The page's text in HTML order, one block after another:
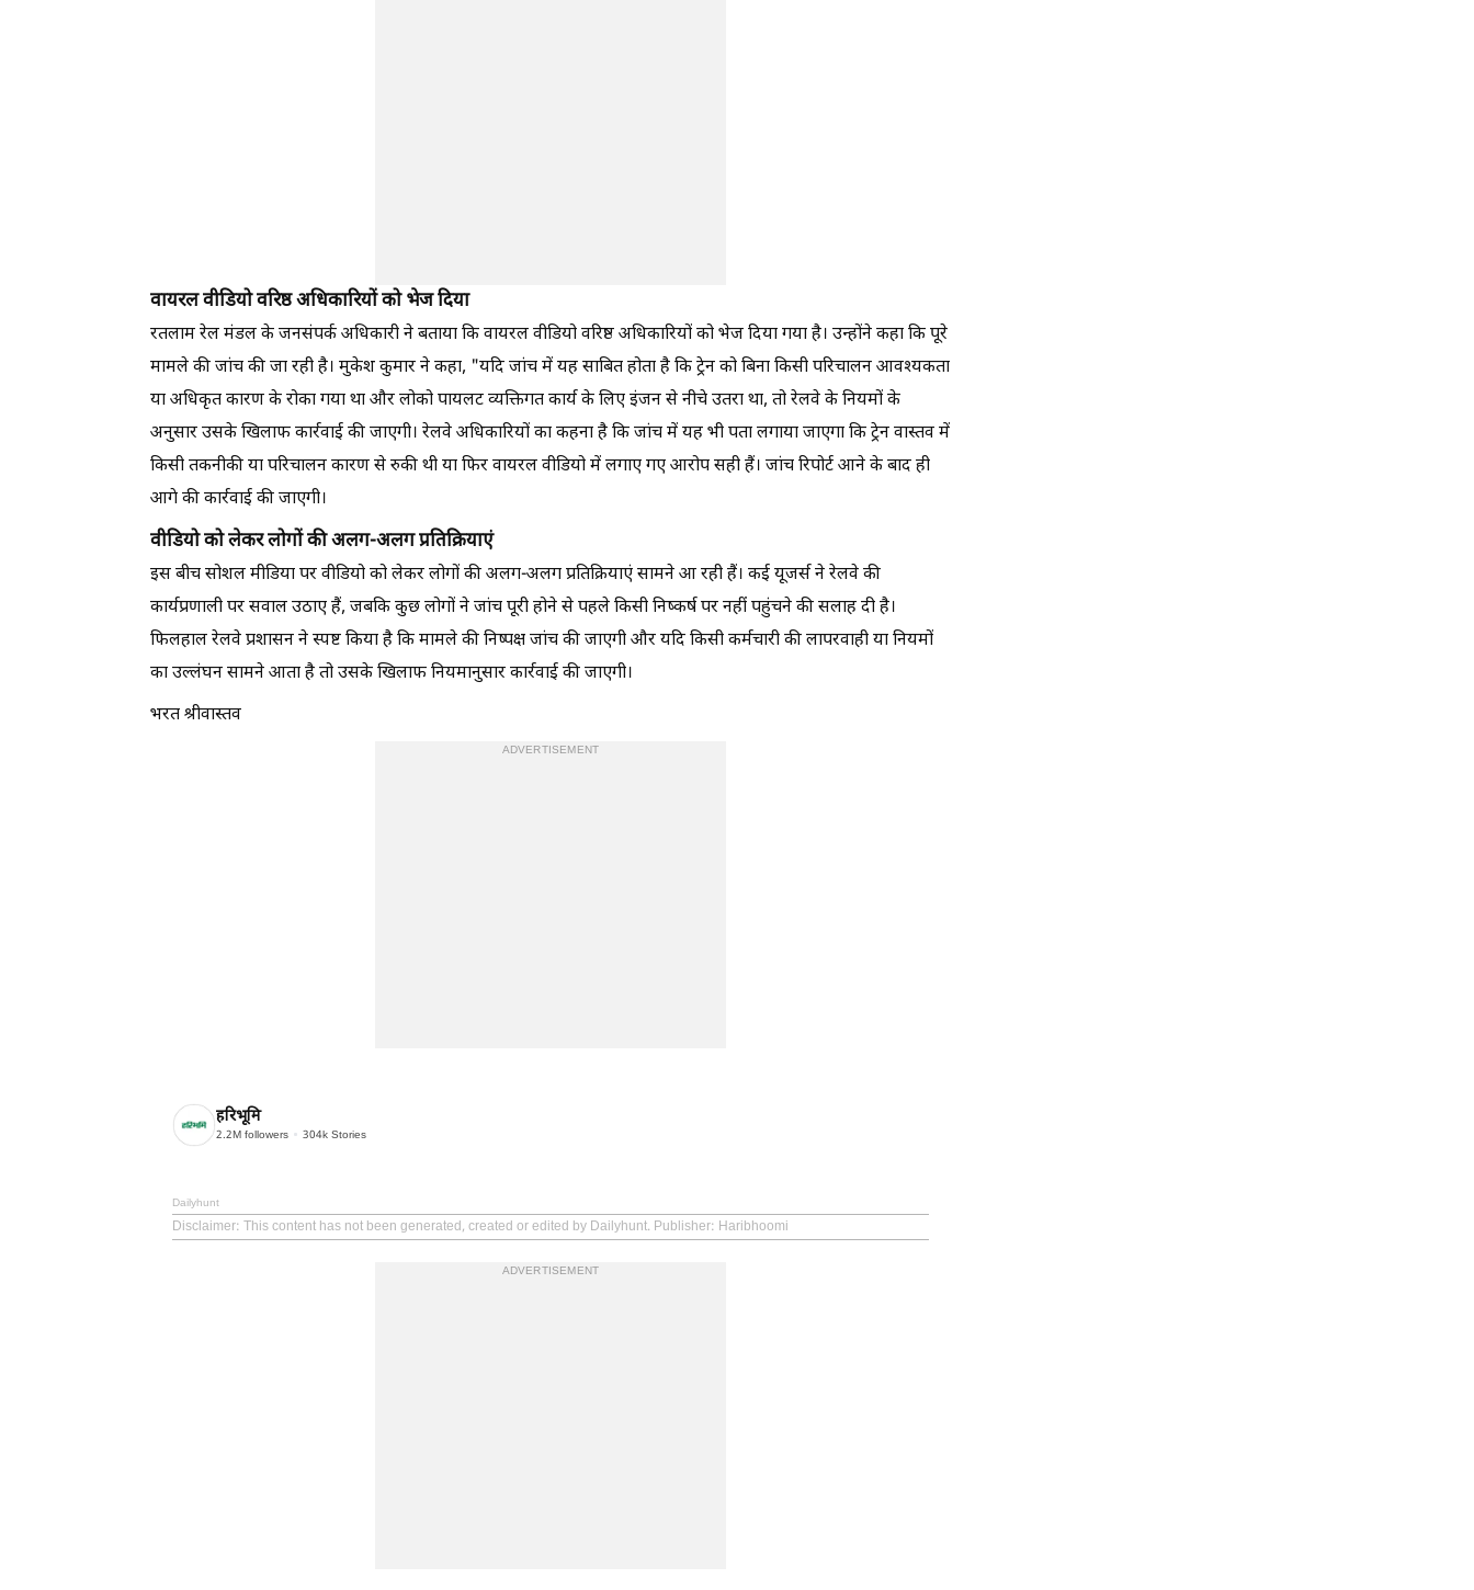
वायरल वीडियो वरिष्ठ अधिकारियों को भेज दिया
रतलाम रेल मंडल के जनसंपर्क अधिकारी ने बताया कि वायरल वीडियो वरिष्ठ अधिकारियों को भेज दिया गया है। उन्होंने कहा कि पूरे
मामले की जांच की जा रही है। मुकेश कुमार ने कहा, "यदि जांच में यह साबित होता है कि ट्रेन को बिना किसी परिचालन आवश्यकता
या अधिकृत कारण के रोका गया था और लोको पायलट व्यक्तिगत कार्य के लिए इंजन से नीचे उतरा था, तो रेलवे के नियमों के
अनुसार उसके खिलाफ कार्रवाई की जाएगी। रेलवे अधिकारियों का कहना है कि जांच में यह भी पता लगाया जाएगा कि ट्रेन वास्तव में
किसी तकनीकी या परिचालन कारण से रुकी थी या फिर वायरल वीडियो में लगाए गए आरोप सही हैं। जांच रिपोर्ट आने के बाद ही
आगे की कार्रवाई की जाएगी।
वीडियो को लेकर लोगों की अलग-अलग प्रतिक्रियाएं
इस बीच सोशल मीडिया पर वीडियो को लेकर लोगों की अलग-अलग प्रतिक्रियाएं सामने आ रही हैं। कई यूजर्स ने रेलवे की
कार्यप्रणाली पर सवाल उठाए हैं, जबकि कुछ लोगों ने जांच पूरी होने से पहले किसी निष्कर्ष पर नहीं पहुंचने की सलाह दी है।
फिलहाल रेलवे प्रशासन ने स्पष्ट किया है कि मामले की निष्पक्ष जांच की जाएगी और यदि किसी कर्मचारी की लापरवाही या नियमों
का उल्लंघन सामने आता है तो उसके खिलाफ नियमानुसार कार्रवाई की जाएगी।
भरत श्रीवास्तव
ADVERTISEMENT
हरिभूमि
2.2M followers 304k Stories
Dailyhunt
Disclaimer: This content has not been generated, created or edited by Dailyhunt. Publisher: Haribhoomi
ADVERTISEMENT